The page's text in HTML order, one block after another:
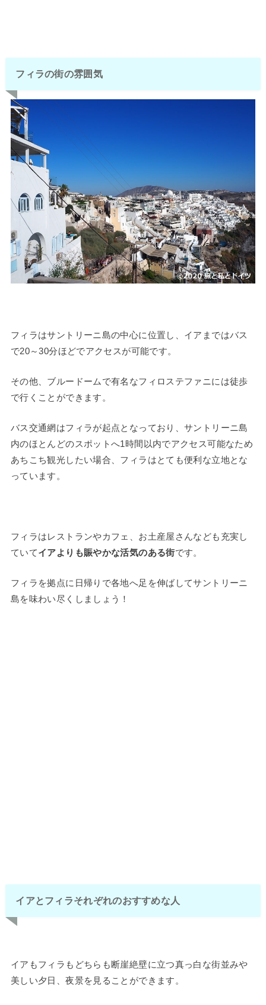
フィラの街の雰囲気
フィラはサントリーニ島の中心に位置し、イアまではバス
で20～30分ほどでアクセスが可能です。
その他、ブルードームで有名なフィロステファニには徒歩
で行くことができます。
バス交通網はフィラが起点となっており、サントリーニ島
内のほとんどのスポットへ1時間以内でアクセス可能なため
あちこち観光したい場合、フィラはとても便利な立地とな
っています。
フィラはレストランやカフェ、お土産屋さんなども充実し
ていてイアよりも賑やかな活気のある街です。
フィラを拠点に日帰りで各地へ足を伸ばしてサントリーニ
島を味わい尽くしましょう！
イアとフィラそれぞれのおすすめな人
イアもフィラもどちらも断崖絶壁に立つ真っ白な街並みや
美しい夕日、夜景を見ることができます。